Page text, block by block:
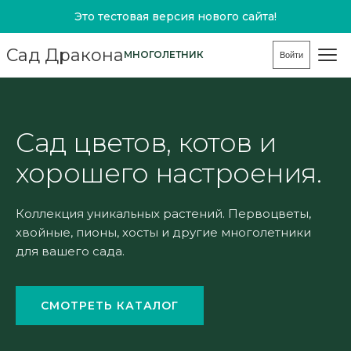
Это тестовая версия нового сайта!
Сад Дракона МНОГОЛЕТНИК Войти
Сад цветов, котов и
хорошего настроения.
Коллекция уникальных растений. Первоцветы,
хвойные, пионы, хосты и другие многолетники
для вашего сада.
СМОТРЕТЬ КАТАЛОГ